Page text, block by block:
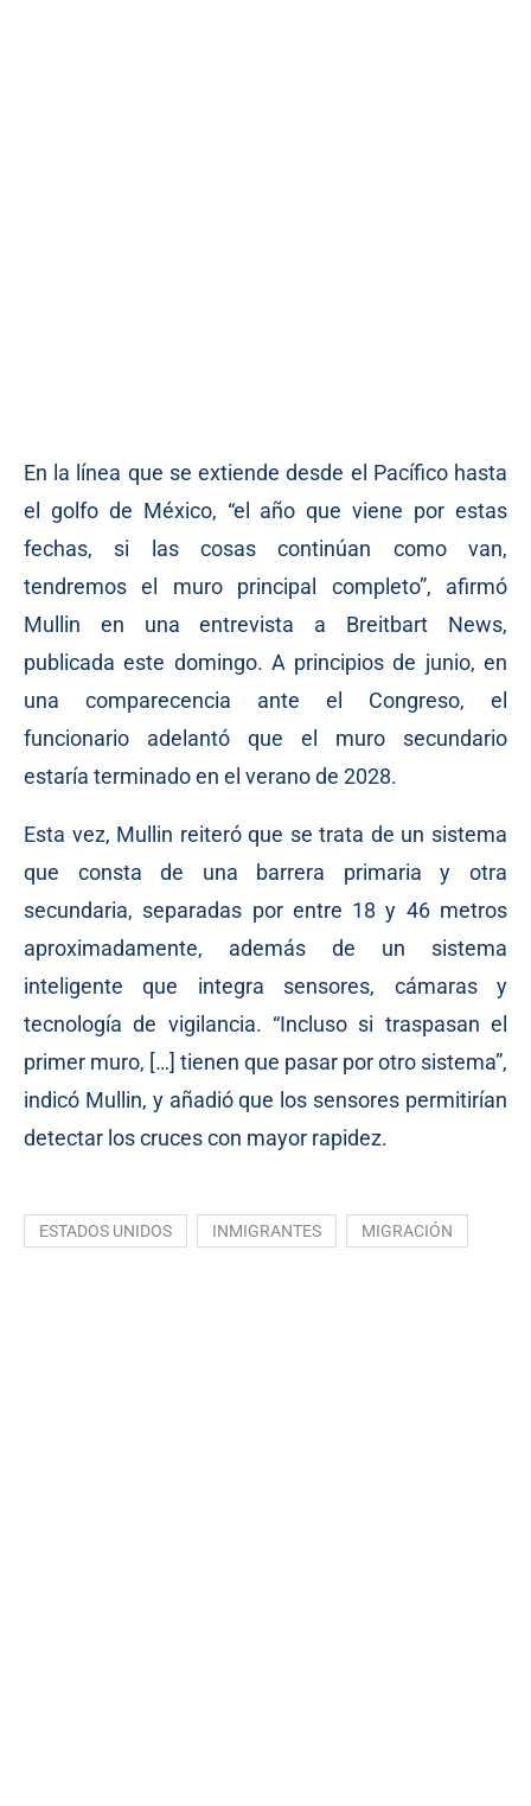
En la línea que se extiende desde el Pacífico hasta
el golfo de México, “el año que viene por estas
fechas, si las cosas continúan como van,
tendremos el muro principal completo”, afirmó
Mullin en una entrevista a Breitbart News,
publicada este domingo. A principios de junio, en
una comparecencia ante el Congreso, el
funcionario adelantó que el muro secundario
estaría terminado en el verano de 2028.
Esta vez, Mullin reiteró que se trata de un sistema
que consta de una barrera primaria y otra
secundaria, separadas por entre 18 y 46 metros
aproximadamente, además de un sistema
inteligente que integra sensores, cámaras y
tecnología de vigilancia. “Incluso si traspasan el
primer muro, […] tienen que pasar por otro sistema”,
indicó Mullin, y añadió que los sensores permitirían
detectar los cruces con mayor rapidez.
ESTADOS UNIDOS INMIGRANTES MIGRACIÓN